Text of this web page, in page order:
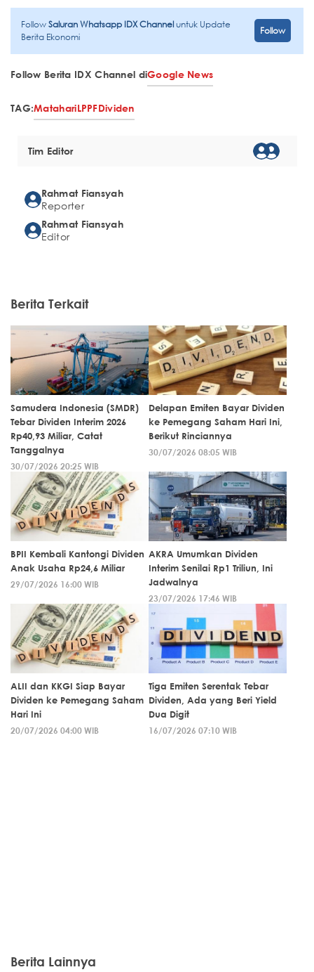
FollowSaluran Whatsapp IDX Channeluntuk Update
Berita Ekonomi
Follow
Follow Berita IDX Channel diGoogle News
TAG:MatahariLPPFDividen
Tim Editor
Rahmat Fiansyah
Reporter
Rahmat Fiansyah
Editor
Berita Terkait
Samudera Indonesia (SMDR)
Tebar Dividen Interim 2026
Rp40,93 Miliar, Catat
Tanggalnya
30/07/2026 20:25 WIB
Delapan Emiten Bayar Dividen
ke Pemegang Saham Hari Ini,
Berikut Rinciannya
30/07/2026 08:05 WIB
BPII Kembali Kantongi Dividen
Anak Usaha Rp24,6 Miliar
29/07/2026 16:00 WIB
AKRA Umumkan Dividen
Interim Senilai Rp1 Triliun, Ini
Jadwalnya
23/07/2026 17:46 WIB
ALII dan KKGI Siap Bayar
Dividen ke Pemegang Saham
Hari Ini
20/07/2026 04:00 WIB
Tiga Emiten Serentak Tebar
Dividen, Ada yang Beri Yield
Dua Digit
16/07/2026 07:10 WIB
Berita Lainnya